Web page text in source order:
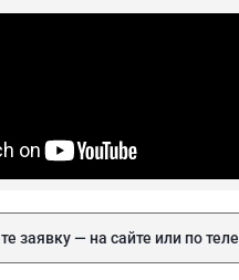
заявку — на сайте или по